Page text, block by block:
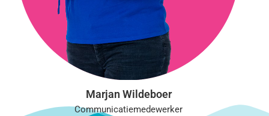
Marjan Wildeboer
Communicatiemedewerker